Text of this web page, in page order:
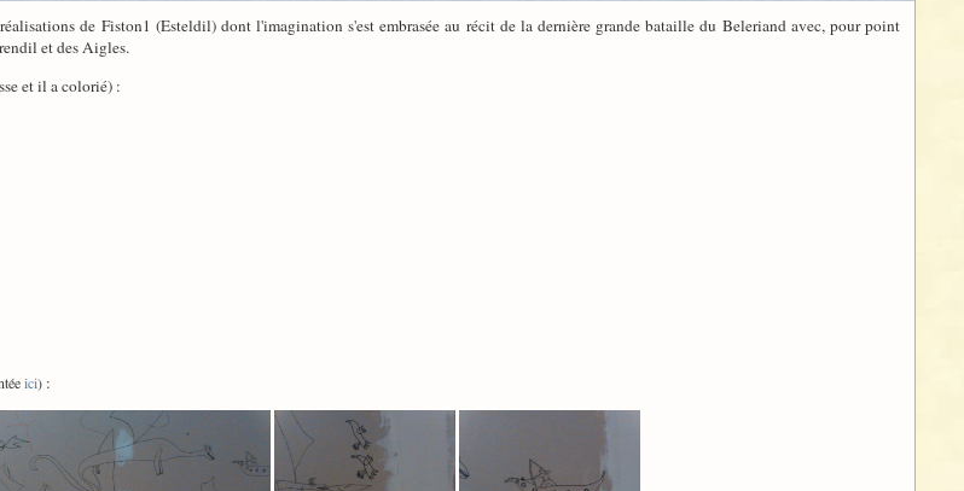
de Fiston1 (Esteldil) dont l'imagination s'est embrasée au récit de la dernière grande bataille du Beleriand avec, pour point
et des Aigles.
et il a colorié) :
ici) :